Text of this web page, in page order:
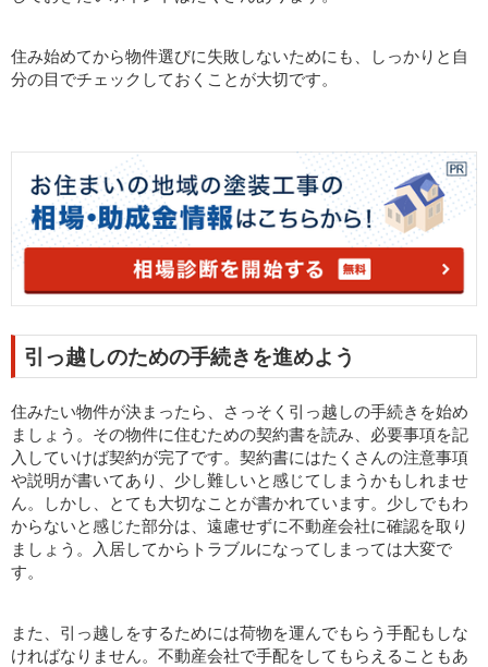
住み始めてから物件選びに失敗しないためにも、しっかりと自
分の目でチェックしておくことが大切です。
引っ越しのための手続きを進めよう
住みたい物件が決まったら、さっそく引っ越しの手続きを始め
ましょう。その物件に住むための契約書を読み、必要事項を記
入していけば契約が完了です。契約書にはたくさんの注意事項
や説明が書いてあり、少し難しいと感じてしまうかもしれませ
ん。しかし、とても大切なことが書かれています。少しでもわ
からないと感じた部分は、遠慮せずに不動産会社に確認を取り
ましょう。入居してからトラブルになってしまっては大変で
す。
また、引っ越しをするためには荷物を運んでもらう手配もしな
ければなりません。不動産会社で手配をしてもらえることもあ